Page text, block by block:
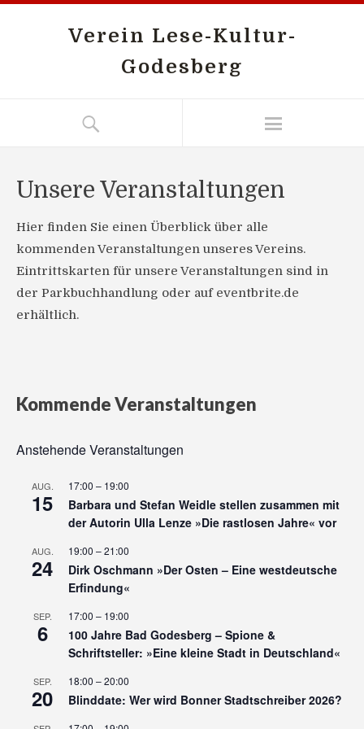
Verein Lese-Kultur-
Godesberg
Unsere Veranstaltungen
Hier finden Sie einen Überblick über alle
kommenden Veranstaltungen unseres Vereins.
Eintrittskarten für unsere Veranstaltungen sind in
der Parkbuchhandlung oder auf eventbrite.de
erhältlich.
Kommende Veranstaltungen
Anstehende Veranstaltungen
AUG.
15
17:00 – 19:00
Barbara und Stefan Weidle stellen zusammen mit
der Autorin Ulla Lenze »Die rastlosen Jahre« vor
AUG.
24
19:00 –21:00
Dirk Oschmann »Der Osten – Eine westdeutsche
Erfindung«
SEP.
6
17:00 – 19:00
100 Jahre Bad Godesberg – Spione &
Schriftsteller: »Eine kleine Stadt in Deutschland«
SEP.
20
18:00 –20:00
Blinddate: Wer wird Bonner Stadtschreiber 2026?